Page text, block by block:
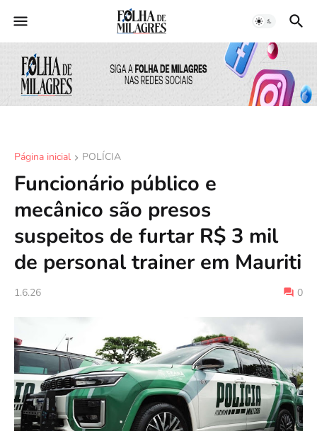
Página inicial POLÍCIA
Funcionário público e
mecânico são presos
suspeitos de furtar R$ 3 mil
de personal trainer em Mauriti
1.6.26 0